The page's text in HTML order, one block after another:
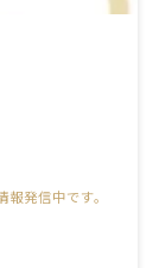
発信中です。